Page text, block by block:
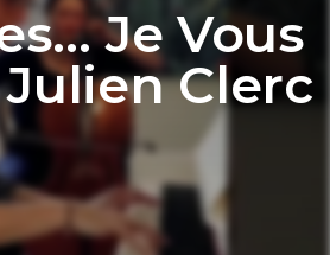
Je Vous
Clerc